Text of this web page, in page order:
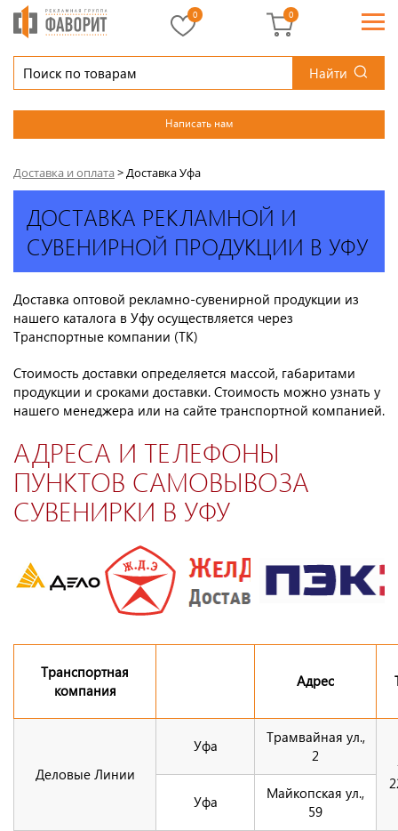
Найти
Написать нам
0 0
Доставка и оплата>Доставка Уфа
ДОСТАВКА РЕКЛАМНОЙ И
СУВЕНИРНОЙ ПРОДУКЦИИ В УФУ
Доставка оптовой рекламно-сувенирной продукции из
нашего каталога в Уфу осуществляется через
Транспортные компании (ТК)
Стоимость доставки определяется массой, габаритами
продукции и сроками доставки. Стоимость можно узнать у
нашего менеджера или на сайте транспортной компанией.
АДРЕСА И ТЕЛЕФОНЫ
ПУНКТОВ САМОВЫВОЗА
СУВЕНИРКИ В УФУ
Транспортная
компания
Адрес
Деловые Линии
Уфа
Трамвайная ул.,
2
Уфа
Майкопская ул.,
59